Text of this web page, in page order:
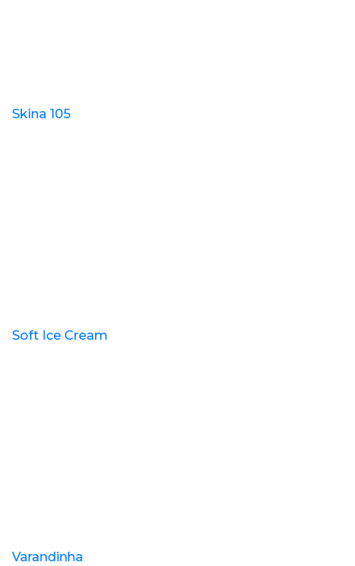
Skina 105
Soft Ice Cream
Varandinha